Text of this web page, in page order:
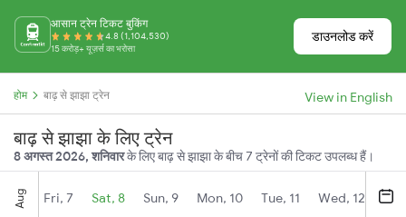
आसान ट्रेन टिकट बुकिंग
4.8 (1,104,530)
15 करोड़+ यूज़र्स का भरोसा
डाउनलोड करें
होम बाढ़ से झाझा ट्रेन View in English
बाढ़ से झाझा के लिए ट्रेन
8 अगस्त 2026, शनिवारके लिए बाढ़ से झाझा के बीच 7 ट्रेनों की टिकट उपलब्ध हैं।
Aug Fri, 7 Sat, 8 Sun, 9 Mon, 10 Tue, 11 Wed, 12